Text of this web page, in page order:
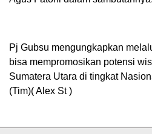
Pj Gubsu mengungkapkan
bisa mempromosikan potensi
Sumatera Utara di tingkat
(Tim)( Alex St )